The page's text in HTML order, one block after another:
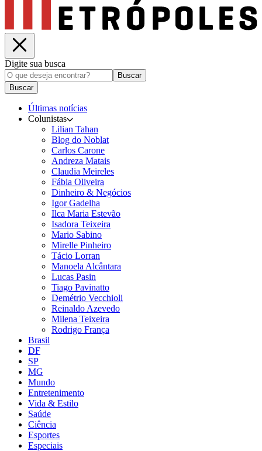
Digite sua busca
Buscar
Buscar
Últimas notícias
Colunistas
Lilian Tahan
Blog do Noblat
Carlos Carone
Andreza Matais
Claudia Meireles
Fábia Oliveira
Dinheiro & Negócios
Igor Gadelha
Ilca Maria Estevão
Isadora Teixeira
Mario Sabino
Mirelle Pinheiro
Tácio Lorran
Manoela Alcântara
Lucas Pasin
Tiago Pavinatto
Demétrio Vecchioli
Reinaldo Azevedo
Milena Teixeira
Rodrigo França
Brasil
DF
SP
MG
Mundo
Entretenimento
Vida & Estilo
Saúde
Ciência
Esportes
Especiais